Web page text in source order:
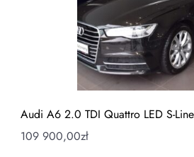
Audi A6 2.0 TDI Quattro LED S-
109 900,00zł